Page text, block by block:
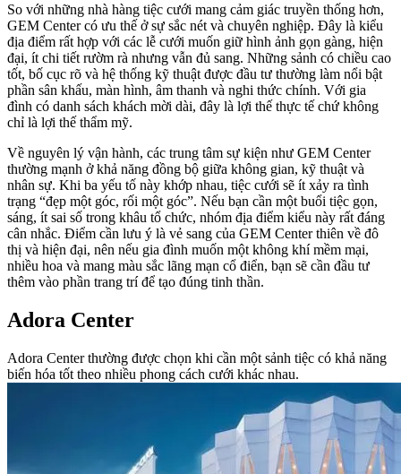
So với những nhà hàng tiệc cưới mang cảm giác truyền thống hơn,
GEM Center có ưu thế ở sự sắc nét và chuyên nghiệp. Đây là kiểu
địa điểm rất hợp với các lễ cưới muốn giữ hình ảnh gọn gàng, hiện
đại, ít chi tiết rườm rà nhưng vẫn đủ sang. Những sảnh có chiều cao
tốt, bố cục rõ và hệ thống kỹ thuật được đầu tư thường làm nổi bật
phần sân khấu, màn hình, âm thanh và nghi thức chính. Với gia
đình có danh sách khách mời dài, đây là lợi thế thực tế chứ không
chỉ là lợi thế thẩm mỹ.
Về nguyên lý vận hành, các trung tâm sự kiện như GEM Center
thường mạnh ở khả năng đồng bộ giữa không gian, kỹ thuật và
nhân sự. Khi ba yếu tố này khớp nhau, tiệc cưới sẽ ít xảy ra tình
trạng “đẹp một góc, rối một góc”. Nếu bạn cần một buổi tiệc gọn,
sáng, ít sai số trong khâu tổ chức, nhóm địa điểm kiểu này rất đáng
cân nhắc. Điểm cần lưu ý là vẻ sang của GEM Center thiên về đô
thị và hiện đại, nên nếu gia đình muốn một không khí mềm mại,
nhiều hoa và mang màu sắc lãng mạn cổ điển, bạn sẽ cần đầu tư
thêm vào phần trang trí để tạo đúng tinh thần.
Adora Center
Adora Center thường được chọn khi cần một sảnh tiệc có khả năng
biến hóa tốt theo nhiều phong cách cưới khác nhau.